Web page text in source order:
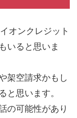
オンクレジット
いると思いま
架空請求かもし
と思います。
の可能性があり